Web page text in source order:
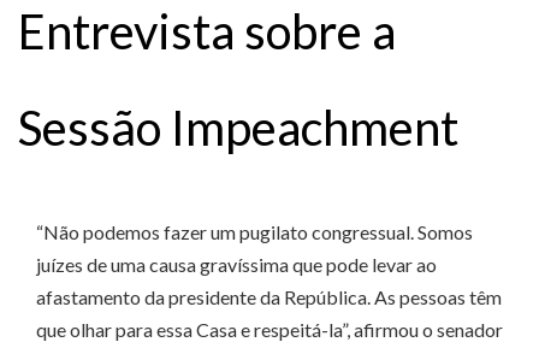
Entrevista sobre a
Sessão Impeachment
“Não podemos fazer um pugilato congressual. Somos
juízes de uma causa gravíssima que pode levar ao
afastamento da presidente da República. As pessoas têm
que olhar para essa Casa e respeitá-la”, afirmou o senador